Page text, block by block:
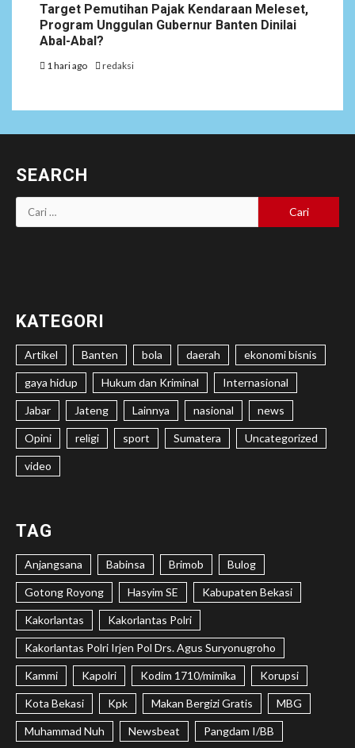
Target Pemutihan Pajak Kendaraan Meleset,
Program Unggulan Gubernur Banten Dinilai
Abal-Abal?
1 hari ago redaksi
SEARCH
Cari
untuk:
KATEGORI
Artikel Banten bola daerah ekonomi bisnis
gaya hidup Hukum dan Kriminal Internasional
Jabar Jateng Lainnya nasional news
Opini religi sport Sumatera Uncategorized
video
TAG
Anjangsana Babinsa Brimob Bulog
Gotong Royong Hasyim SE Kabupaten Bekasi
Kakorlantas Kakorlantas Polri
Kakorlantas Polri Irjen Pol Drs. Agus Suryonugroho
Kammi Kapolri Kodim 1710/mimika Korupsi
Kota Bekasi Kpk Makan Bergizi Gratis MBG
Muhammad Nuh Newsbeat Pangdam I/BB